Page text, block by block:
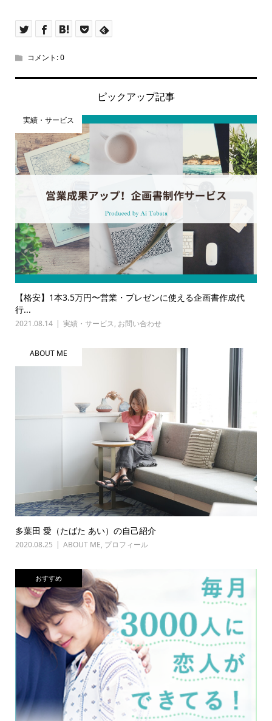
コメント:0
ピックアップ記事
実績・サービス
【格安】1本3.5万円〜営業・プレゼンに使える企画書作成代
行...
2021.08.14 実績・サービス, お問い合わせ
ABOUT ME
多葉田 愛（たばた あい）の自己紹介
2020.08.25 ABOUT ME, プロフィール
おすすめ